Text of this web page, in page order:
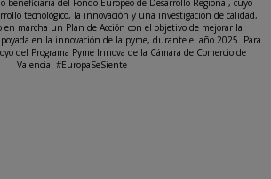
tecnológico, la innovación y una investigación de calidad,
en marcha un Plan de Acción con el objetivo de mejorar la
en la innovación de la pyme, durante el año 2025. Para
del Programa Pyme Innova de la Cámara de Comercio de
Valencia. #EuropaSeSiente